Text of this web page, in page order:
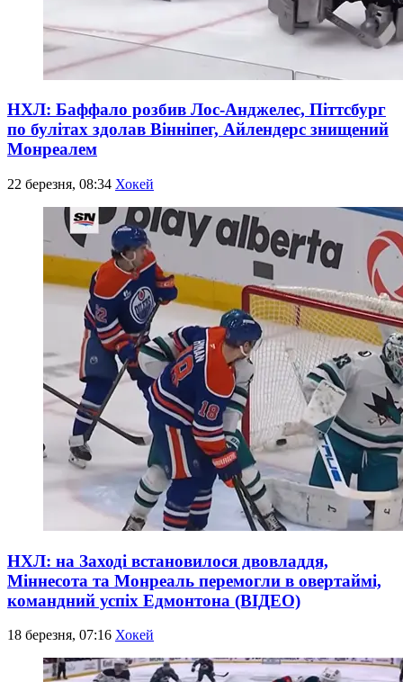
НХЛ: Баффало розбив Лос-Анджелес, Піттсбург
по булітах здолав Вінніпег, Айлендерс знищений
Монреалем
22 березня, 08:34 Хокей
НХЛ: на Заході встановилося двовладдя,
Міннесота та Монреаль перемогли в овертаймі,
командний успіх Едмонтона (ВІДЕО)
18 березня, 07:16 Хокей